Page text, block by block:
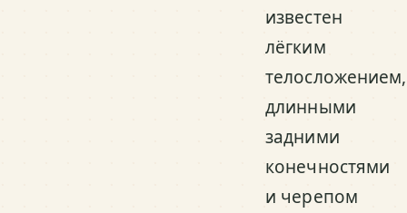
известен
лёгким
телосложением,
длинными
задними
конечностями
и черепом